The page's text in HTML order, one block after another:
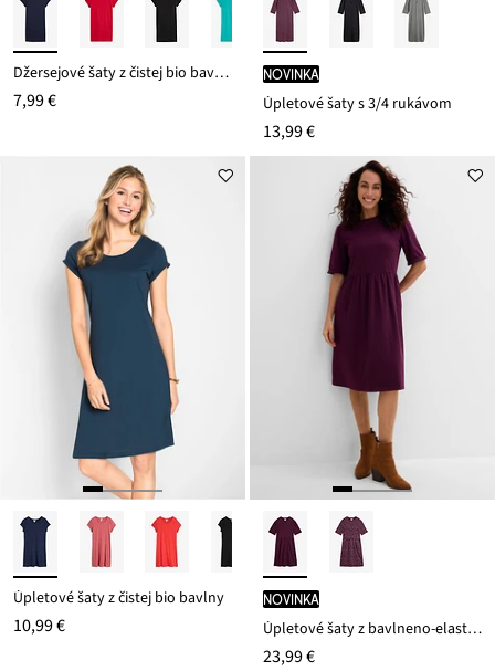
Džersejové šaty z čistej bio bavlny
7,99 €
novinka
Úpletové šaty s 3/4 rukávom
13,99 €
Úpletové šaty z čistej bio bavlny
10,99 €
novinka
Úpletové šaty z bavlneno-elasthanového mixu
23,99 €